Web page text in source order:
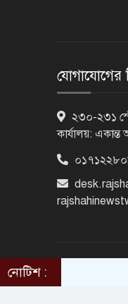
যোগাযোগের
২৩০-২৩১
কার্যালয়:
নোটিশ :